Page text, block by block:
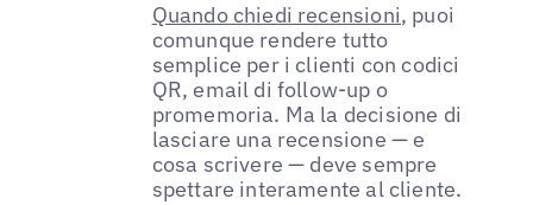
Quando chiedi recensioni, puoi
comunque rendere tutto
semplice per i clienti con codici
QR, email di follow-up o
promemoria. Ma la decisione di
lasciare una recensione — e
cosa scrivere — deve sempre
spettare interamente al cliente.